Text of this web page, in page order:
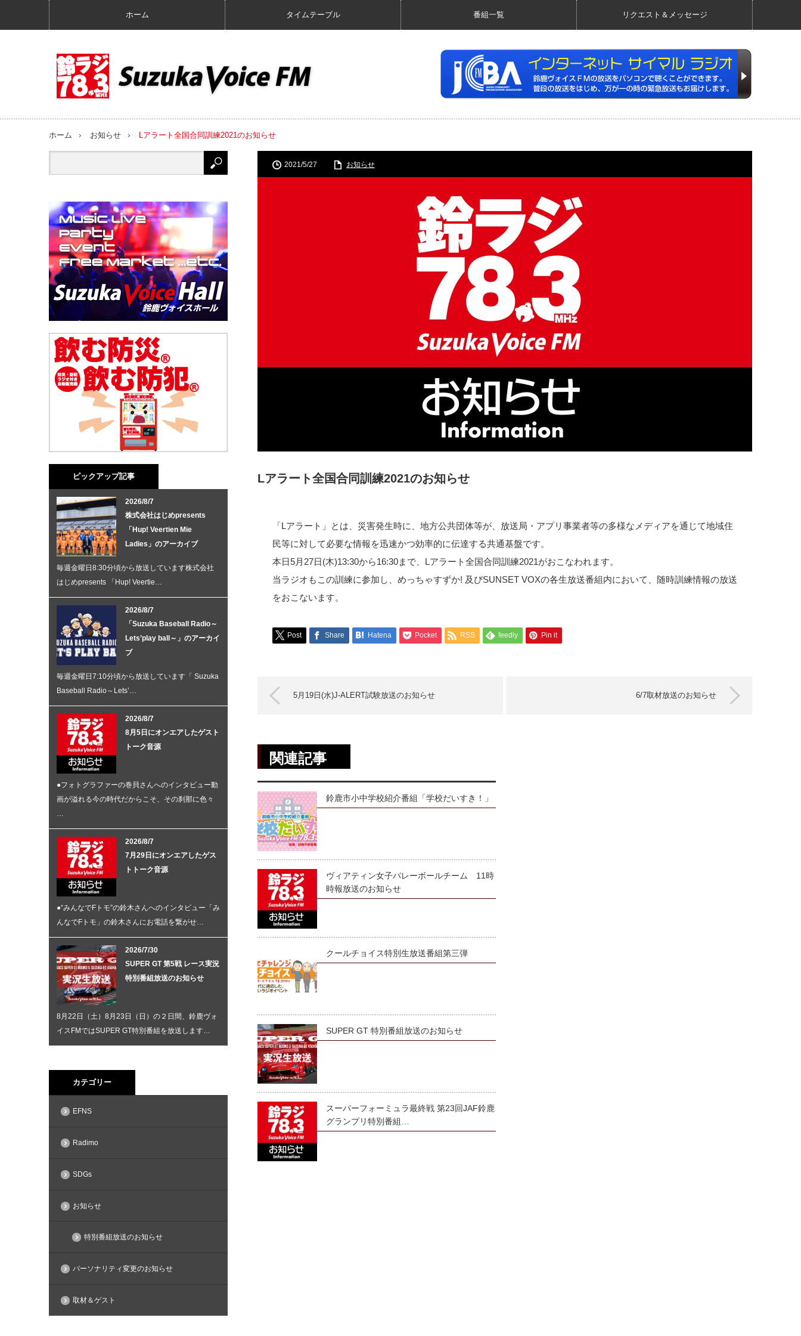
ホーム タイムテーブル 番組一覧 リクエスト＆メッセージ
ホーム お知らせ Lアラート全国合同訓練2021のお知らせ
2021/5/27 お知らせ
Lアラート全国合同訓練2021のお知らせ
「Lアラート」とは、災害発生時に、地方公共団体等が、放送局・アプリ事業者等の多様なメディアを通じて地域住
民等に対して必要な情報を迅速かつ効率的に伝達する共通基盤です。
本日5月27日(木)13:30から16:30まで、Lアラート全国合同訓練2021がおこなわれます。
当ラジオもこの訓練に参加し、めっちゃすずか! 及びSUNSET VOXの各生放送番組内において、随時訓練情報の放送
をおこないます。
Post Share Hatena Pocket RSS feedly Pin it
5月19日(水)J-ALERT試験放送のお知らせ 6/7取材放送のお知らせ
関連記事
鈴鹿市小中学校紹介番組「学校だいすき！」
ヴィアティン女子バレーボールチーム 11時
時報放送のお知らせ
クールチョイス特別生放送番組第三弾
SUPER GT 特別番組放送のお知らせ
スーパーフォーミュラ最終戦 第23回JAF鈴鹿
グランプリ特別番組…
ピックアップ記事
2026/8/7
株式会社はじめpresents
「Hup! Veertien Mie
Ladies」のアーカイブ
毎週金曜日8:30分頃から放送しています株式会社
はじめpresents 「Hup! Veertie…
2026/8/7
「Suzuka Baseball Radio～
Lets’play ball～」のアーカイ
ブ
毎週金曜日7:10分頃から放送しています「 Suzuka
Baseball Radio～Lets’…
2026/8/7
8月5日にオンエアしたゲスト
トーク音源
●フォトグラファーの巻貝さんへのインタビュー動
画が溢れる今の時代だからこそ、その刹那に色々
…
2026/8/7
7月29日にオンエアしたゲス
トトーク音源
●“みんなでFトモ”の鈴木さんへのインタビュー「み
んなでFトモ」の鈴木さんにお電話を繋がせ…
2026/7/30
SUPER GT 第5戦 レース実況
特別番組放送のお知らせ
8月22日（土）8月23日（日）の２日間、鈴鹿ヴォ
イスFMではSUPER GT特別番組を放送します…
カテゴリー
EFNS
Radimo
SDGs
お知らせ
特別番組放送のお知らせ
パーソナリティ変更のお知らせ
取材＆ゲスト